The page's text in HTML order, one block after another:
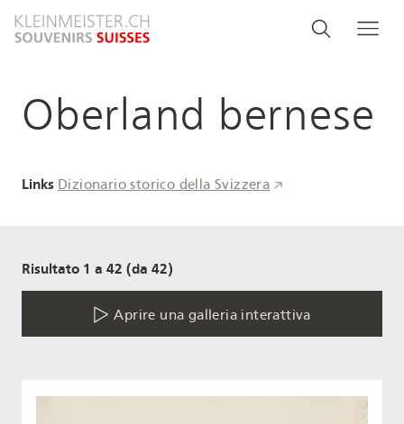
Search
Cerca
Oberland bernese
Links Dizionario storico della Svizzera
Risultato 1 a 42 (da 42)
Aprire una galleria interattiva